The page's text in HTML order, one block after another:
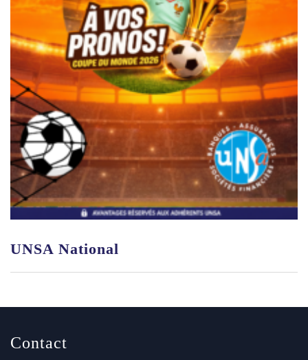
UNSA National
Contact